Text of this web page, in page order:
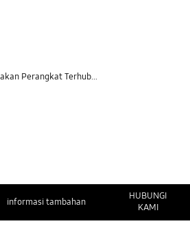
Perangkat Terhubung
informasi tambahan
HUBUNGI
KAMI